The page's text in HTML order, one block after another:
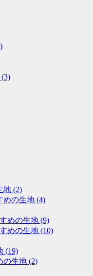
(3)
地 (2)
めの生地 (4)
めの生地 (9)
めの生地 (10)
(19)
の生地 (2)